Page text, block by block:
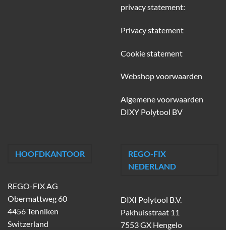
privacy statement:
Privacy statement
Cookie statement
Webshop voorwaarden
Algemene voorwaarden
DIXY Polytool BV
HOOFDKANTOOR
REGO-FIX AG
Obermattweg 60
4456 Tenniken
Switzerland
REGO-FIX
NEDERLAND
DIXI Polytool B.V.
Pakhuisstraat 11
7553 GX Hengelo